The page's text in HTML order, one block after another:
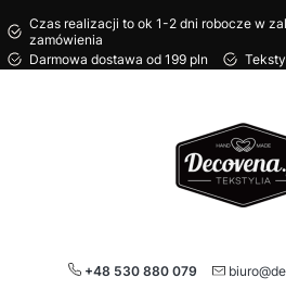
Czas realizacji to ok 1-2 dni robocze w
zamówienia
Darmowa dostawa od 199 pln
+48 530 880 079